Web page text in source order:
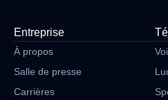
Entreprise
À propos
Salle de presse
Carrières